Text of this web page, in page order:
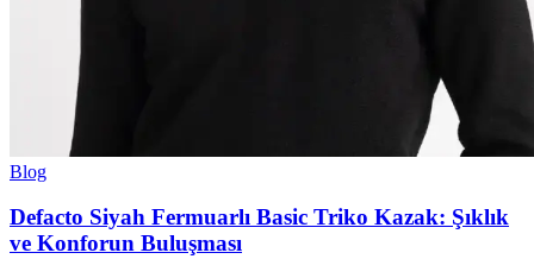
Blog
Defacto Siyah Fermuarlı Basic Triko Kazak: Şıklık
ve Konforun Buluşması